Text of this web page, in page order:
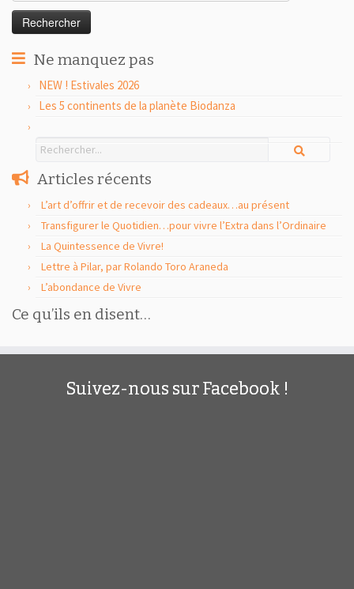
Ne manquez pas
NEW ! Estivales 2026
Les 5 continents de la planète Biodanza
Articles récents
L’art d’offrir et de recevoir des cadeaux…au présent
Transfigurer le Quotidien…pour vivre l’Extra dans l’Ordinaire
La Quintessence de Vivre!
Lettre à Pilar, par Rolando Toro Araneda
L’abondance de Vivre
Ce qu’ils en disent…
Suivez-nous sur Facebook !